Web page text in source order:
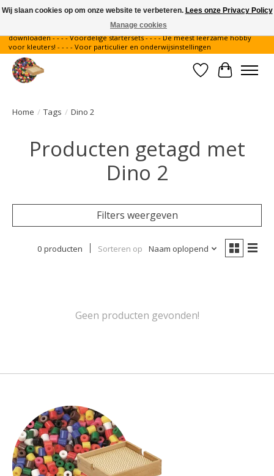
Gratis verzending binnen Nederland - - - - Legvoorbeelden gratis te
downloaden - - - - Voordelige startersets - - - - De meest leerzame hobby
voor kleuters! - - - - Voor particulier en onderwijsinstellingen
Verlanglijst
Home / Tags / Dino 2
Producten getagd met
Dino 2
Filters weergeven
0 producten Sorteren op Naam oplopend
Geen producten gevonden!
Wij slaan cookies op om onze website te verbeteren. Lees onze Privacy Policy
Manage cookies